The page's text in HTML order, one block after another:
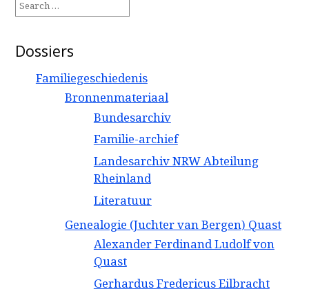
for:
Dossiers
Familiegeschiedenis
Bronnenmateriaal
Bundesarchiv
Familie-archief
Landesarchiv NRW Abteilung
Rheinland
Literatuur
Genealogie (Juchter van Bergen) Quast
Alexander Ferdinand Ludolf von
Quast
Gerhardus Fredericus Eilbracht